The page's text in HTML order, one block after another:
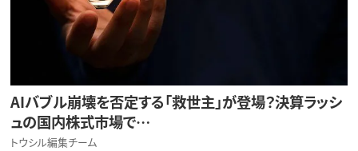
AIバブル崩壊を否定する「救世主」が登場？決算ラッシ
ュの国内株式市場で…
トウシル編集チーム